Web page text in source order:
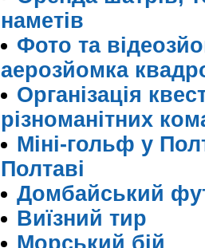
наметів
Фото та
аерозйомка
Організація
різноманітних
Міні-гольф у
Полтаві
Домбайський
Виїзний тир
Морський бій